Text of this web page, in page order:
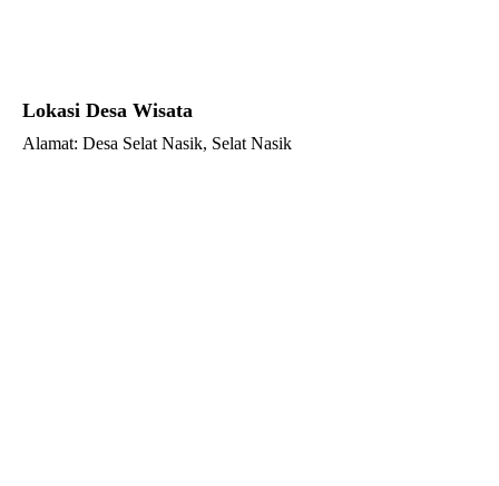
Lokasi Desa Wisata
Alamat: Desa Selat Nasik, Selat Nasik